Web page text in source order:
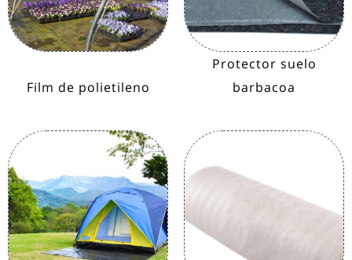
Film de polietileno
Protector suelo
barbacoa